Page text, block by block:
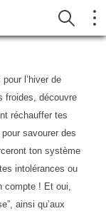
l’hiver de
froides, découvre
réchauffer tes
savourer des
ton système
intolérances ou
compte ! Et oui,
ainsi qu’aux